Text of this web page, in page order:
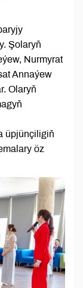
Şolaryň
Nurmyrat
Annaýew
Olaryň
üpjünçiligiň
öz